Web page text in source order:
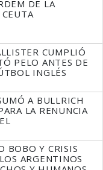
DE LA
CUMPLIÓ
PELO ANTES DE
INGLÉS
A BULLRICH
LA RENUNCIA
BOBO Y CRISIS
ARGENTINOS